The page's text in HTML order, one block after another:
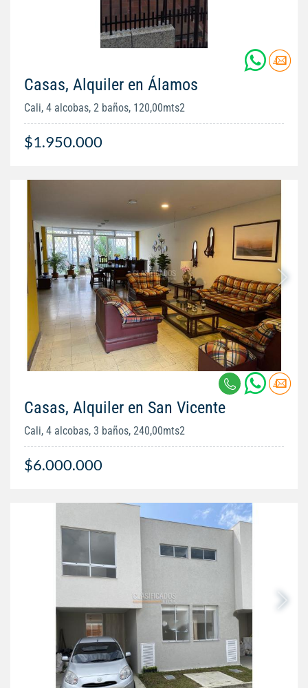
Casas, Alquiler en Álamos
Cali, 4 alcobas, 2 baños, 120,00mts2
$1.950.000
Casas, Alquiler en San Vicente
Cali, 4 alcobas, 3 baños, 240,00mts2
$6.000.000